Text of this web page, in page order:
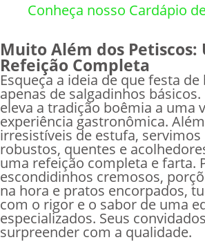
Conheça nosso Cardápio
Muito Além dos Petiscos:
Refeição Completa
Esqueça a ideia de que festa
apenas de salgadinhos
eleva a tradição boêmia a uma
experiência gastronômica.
irresistíveis de estufa,
robustos, quentes e
uma refeição completa e farta.
escondidinhos cremosos,
na hora e pratos encorpados,
com o rigor e o sabor de uma
especializados. Seus
surpreender com a qualidade.